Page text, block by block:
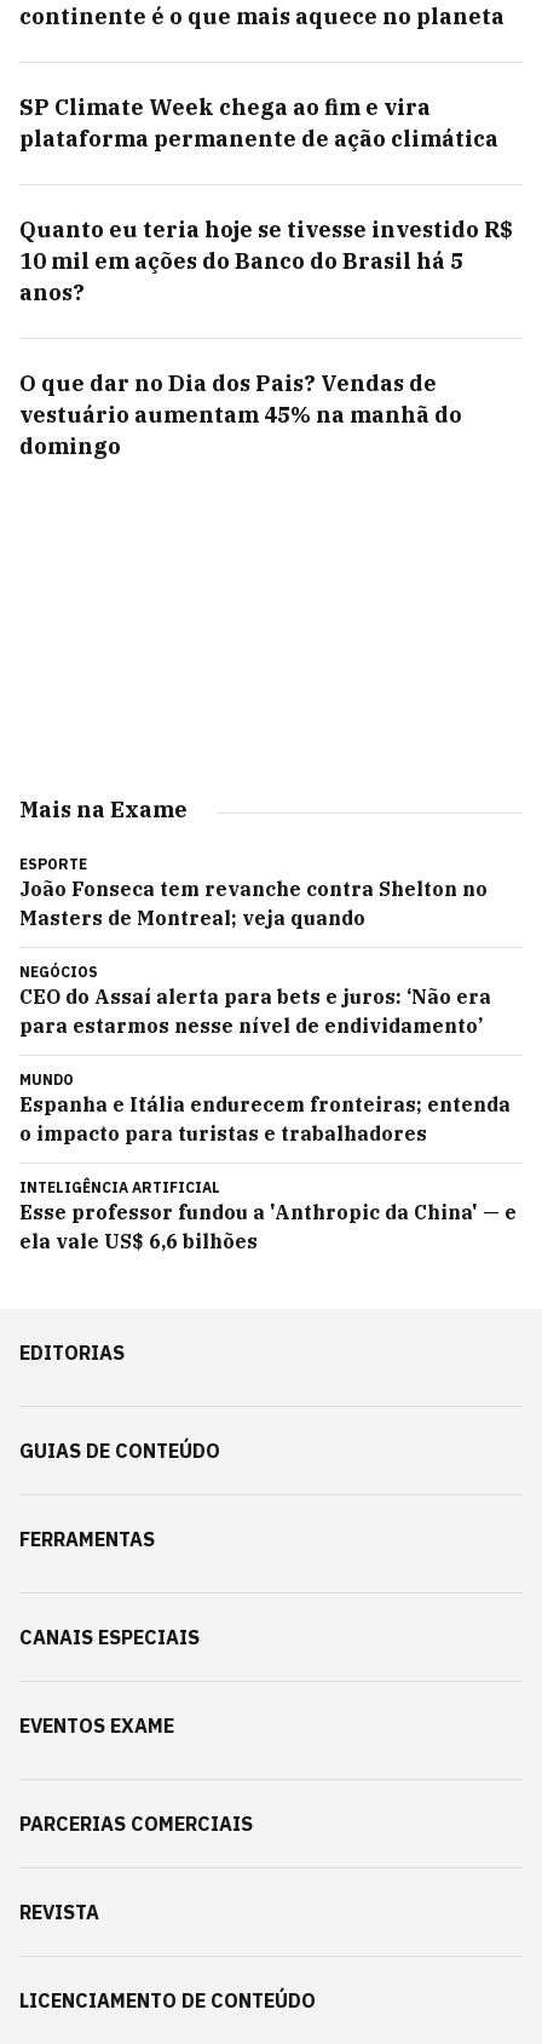
continente é o que mais aquece no planeta
SP Climate Week chega ao fim e vira
plataforma permanente de ação climática
Quanto eu teria hoje se tivesse investido R$
10 mil em ações do Banco do Brasil há 5
anos?
O que dar no Dia dos Pais? Vendas de
vestuário aumentam 45% na manhã do
domingo
Mais na Exame
ESPORTE
João Fonseca tem revanche contra Shelton no
Masters de Montreal; veja quando
NEGÓCIOS
CEO do Assaí alerta para bets e juros: ‘Não era
para estarmos nesse nível de endividamento’
MUNDO
Espanha e Itália endurecem fronteiras; entenda
o impacto para turistas e trabalhadores
INTELIGÊNCIA ARTIFICIAL
Esse professor fundou a 'Anthropic da China' — e
ela vale US$ 6,6 bilhões
EDITORIAS
GUIAS DE CONTEÚDO
FERRAMENTAS
CANAIS ESPECIAIS
EVENTOS EXAME
PARCERIAS COMERCIAIS
REVISTA
LICENCIAMENTO DE CONTEÚDO